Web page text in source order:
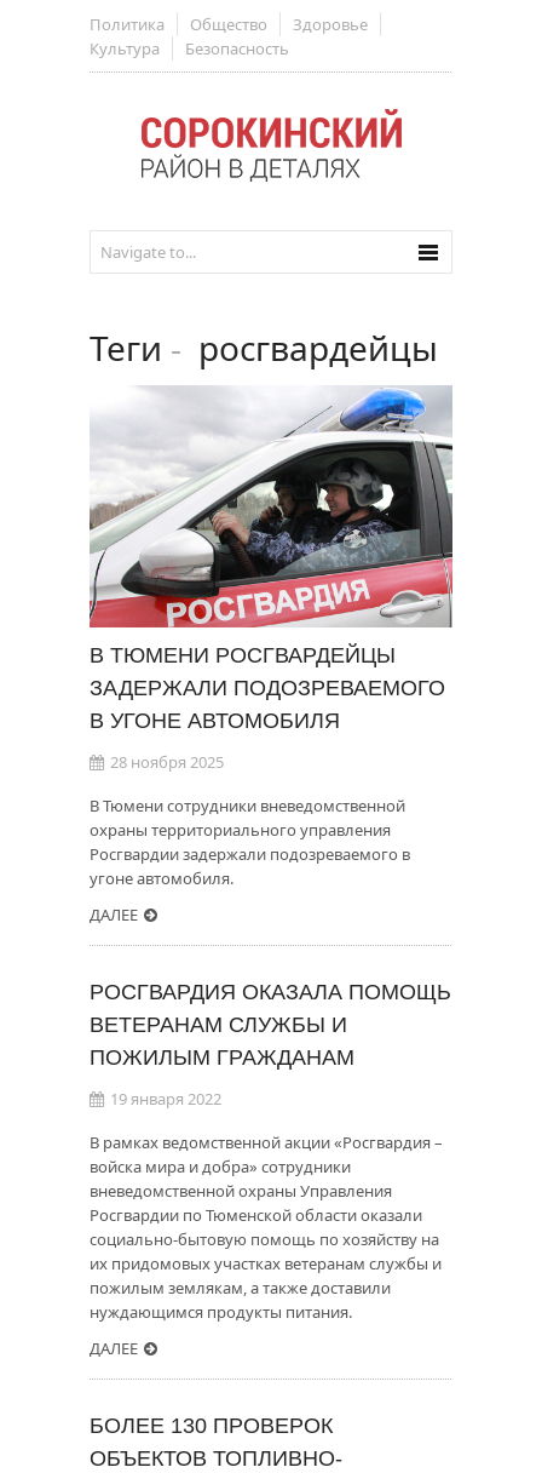
Политика Общество
Здоровье
Культура
Безопасность
Теги - росгвардейцы
В ТЮМЕНИ РОСГВАРДЕЙЦЫ
ЗАДЕРЖАЛИ ПОДОЗРЕВАЕМОГО
В УГОНЕ АВТОМОБИЛЯ
28 ноября 2025
В Тюмени сотрудники вневедомственной
охраны территориального управления
Росгвардии задержали подозреваемого в
угоне автомобиля.
ДАЛЕЕ
РОСГВАРДИЯ ОКАЗАЛА ПОМОЩЬ
ВЕТЕРАНАМ СЛУЖБЫ И
ПОЖИЛЫМ ГРАЖДАНАМ
19 января 2022
В рамках ведомственной акции «Росгвардия –
войска мира и добра» сотрудники
вневедомственной охраны Управления
Росгвардии по Тюменской области оказали
социально-бытовую помощь по хозяйству на
их придомовых участках ветеранам службы и
пожилым землякам, а также доставили
нуждающимся продукты питания.
ДАЛЕЕ
БОЛЕЕ 130 ПРОВЕРОК
ОБЪЕКТОВ ТОПЛИВНО-